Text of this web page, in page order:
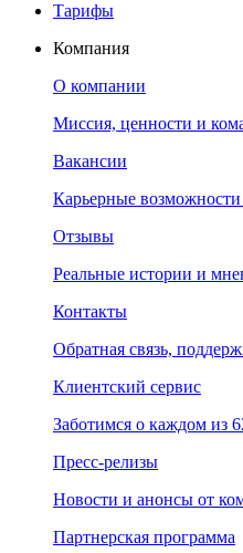
Тарифы
Компания
О компании
Миссия, ценности и
Вакансии
Карьерные
Отзывы
Реальные истории и
Контакты
Обратная связь,
Клиентский сервис
Заботимся о каждом из
Пресс-релизы
Новости и анонсы от
Партнерская программа